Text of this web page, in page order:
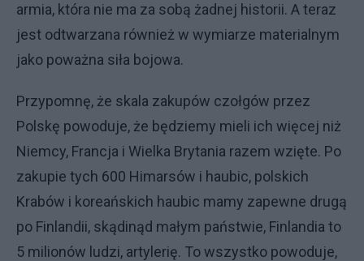
armia, która nie ma za sobą żadnej historii. A teraz
jest odtwarzana również w wymiarze materialnym
jako poważna siła bojowa.
Przypomnę, że skala zakupów czołgów przez
Polskę powoduje, że będziemy mieli ich więcej niż
Niemcy, Francja i Wielka Brytania razem wzięte. Po
zakupie tych 600 Himarsów i haubic, polskich
Krabów i koreańskich haubic mamy zapewne drugą
po Finlandii, skądinąd małym państwie, Finlandia to
5 milionów ludzi, artylerię. To wszystko powoduje,